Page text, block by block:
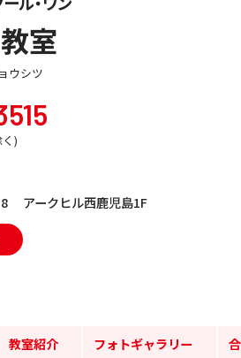
室
ウシツ
)
アークヒル西鹿児島1F
教室紹介 フォトギャラリー